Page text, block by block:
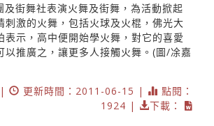
及街舞社表演火舞及街舞，為活動掀起
刺激的火舞，包括火球及火棍，佛光大
表示，高中便開始學火舞，對它的喜愛
以推廣之，讓更多人接觸火舞。(圖/凃嘉
更新時間：2011-06-15 |
點閱：
1924 |
下載：